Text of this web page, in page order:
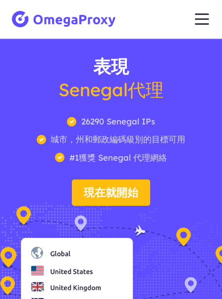
表現
Senegal代理
26290 Senegal IPs
城市，州和郵政編碼級別的目標可用
#1獲獎 Senegal 代理網絡
現在就開始